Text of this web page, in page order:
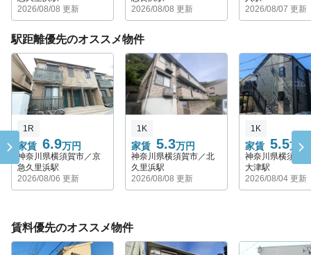
2026/08/08 更新
2026/08/08 更新
2026/08/07 更新
駅距離優先のオススメ物件
家賃 6.9万円
1R
神奈川県横須賀市／京
急久里浜駅
2026/08/06 更新
家賃 5.3万円
1K
神奈川県横須賀市／北
久里浜駅
2026/08/08 更新
家賃 5.5万円
1K
神奈川県横須賀
大津駅
2026/08/04 更新
賃料優先のオススメ物件